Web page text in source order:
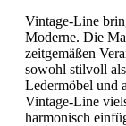
Vintage-Line
Moderne. Die
zeitgemäßen
sowohl stilvoll
Ledermöbel und
Vintage-Line
harmonisch